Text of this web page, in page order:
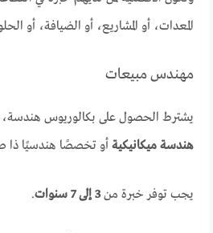
المعدات، أو المشاريع، أو الضيافة، أو
مهندس مبيعات
يشترط الحصول على بكالوريوس
هندسة ميكانيكية أو تخصصًا هندسيًا ذا
يجب توفر خبرة من3 إلى 7 سنوات .